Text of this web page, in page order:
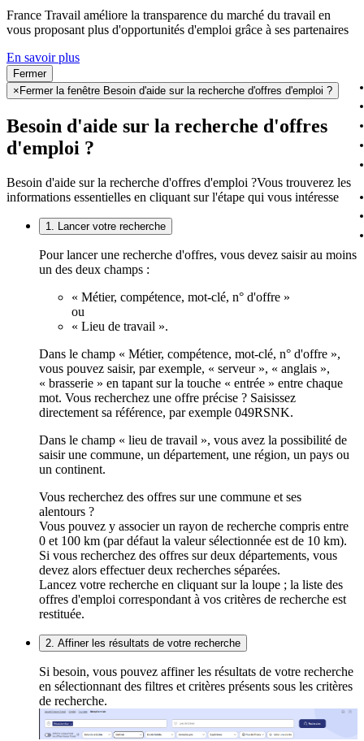
France Travail améliore la transparence du marché du travail en
vous proposant plus d'opportunités d'emploi grâce à ses partenaires
En savoir plus
Fermer
× Fermer la fenêtre Besoin d'aide sur la recherche d'offres d'emploi ?
Besoin d'aide sur la recherche d'offres
d'emploi ?
Besoin d'aide sur la recherche d'offres d'emploi ?Vous trouverez les
informations essentielles en cliquant sur l'étape qui vous intéresse
1. Lancer votre recherche
Pour lancer une recherche d'offres, vous devez saisir au moins
un des deux champs :
« Métier, compétence, mot-clé, n° d'offre »
ou
« Lieu de travail ».
Dans le champ « Métier, compétence, mot-clé, n° d'offre »,
vous pouvez saisir, par exemple, « serveur », « anglais »,
« brasserie » en tapant sur la touche « entrée » entre chaque
mot. Vous recherchez une offre précise ? Saisissez
directement sa référence, par exemple 049RSNK.
Dans le champ « lieu de travail », vous avez la possibilité de
saisir une commune, un département, une région, un pays ou
un continent.
Vous recherchez des offres sur une commune et ses
alentours ?
Vous pouvez y associer un rayon de recherche compris entre
0 et 100 km (par défaut la valeur sélectionnée est de 10 km).
Si vous recherchez des offres sur deux départements, vous
devez alors effectuer deux recherches séparées.
Lancez votre recherche en cliquant sur la loupe ; la liste des
offres d'emploi correspondant à vos critères de recherche est
restituée.
2. Affiner les résultats de votre recherche
Si besoin, vous pouvez affiner les résultats de votre recherche
en sélectionnant des filtres et critères présents sous les critères
de recherche.